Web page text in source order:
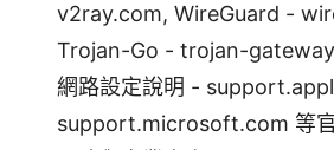
v2ray.com, WireGuard -
Trojan-Go - trojan-
網路設定說明 -
support.microsoft.com 等官